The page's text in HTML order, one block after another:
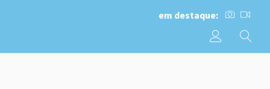
em destaque: